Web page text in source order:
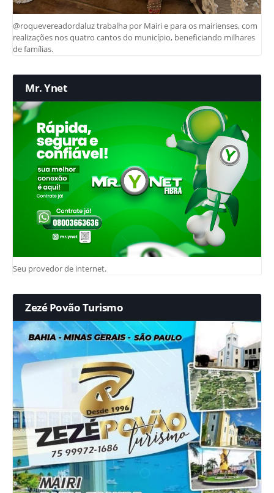
@roquevereadordaluz trabalha por Mairi e para os mairienses, com
realizações nos quatro cantos do município, beneficiando milhares
de famílias.
Mr. Ynet
Seu provedor de internet.
Zezé Povão Turismo